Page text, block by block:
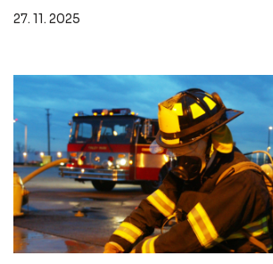
27. 11. 2025